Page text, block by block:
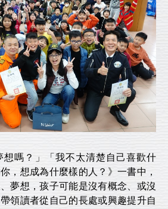
嗎？」「我不太清楚自己喜歡什
，想成為什麼樣的人？》一書中，
夢想，孩子可能是沒有概念、或沒
領讀者從自己的長處或興趣提升自